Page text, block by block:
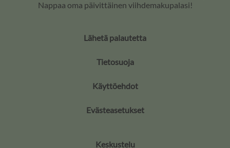
Nappaa oma päivittäinen viihdemakupalasi!
Lähetä palautetta
Tietosuoja
Käyttöehdot
Evästeasetukset
Keskustelu